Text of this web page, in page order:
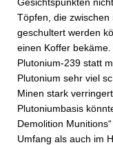
Töpfen, die
geschultert werden
einen Koffer
Plutonium-239 statt
Plutonium sehr viel
Minen stark
Plutoniumbasis
Demolition
Umfang als auch im